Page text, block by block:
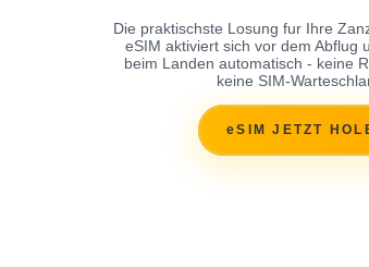
Die praktischste Losung fur Ihre
eSIM aktiviert sich vor dem Abflug
beim Landen automatisch - keine
keine SIM-
eSIM JETZT